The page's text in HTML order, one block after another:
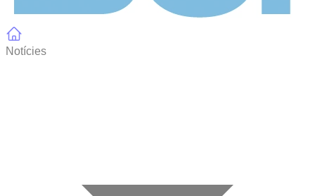
Notícies